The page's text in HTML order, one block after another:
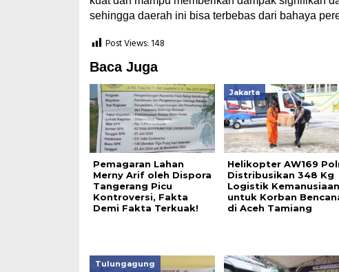
sehingga daerah ini bisa terbebas dari bahaya
Post Views: 148
Baca Juga
Pemagaran Lahan
Merny Arif oleh Dispora
Tangerang Picu
Kontroversi, Fakta
Demi Fakta Terkuak!
Jakarta
Helikopter AW169
Distribusikan 348 Kg
Logistik Kemanusiaan
untuk Korban
di Aceh Tamiang
Tulungagung